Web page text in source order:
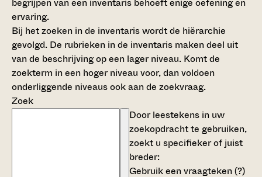
ervaring.
Bij het zoeken in de inventaris wordt de hiërarchie
gevolgd. De rubrieken in de inventaris maken deel uit
van de beschrijving op een lager niveau. Komt de
zoekterm in een hoger niveau voor, dan voldoen
onderliggende niveaus ook aan de zoekvraag.
Zoek
Door leestekens in uw
zoekopdracht te gebruiken,
zoekt u specifieker of juist
breder:
Gebruik eenvraagteken (?)